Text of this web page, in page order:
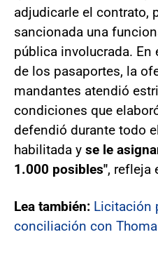
adjudicarle el contrato,
sancionada una
pública involucrada.
de los pasaportes, la
mandantes atendió
condiciones que
defendió durante todo
habilitada y se le
1.000 posibles", refleja
Lea también: Licitación
conciliación con